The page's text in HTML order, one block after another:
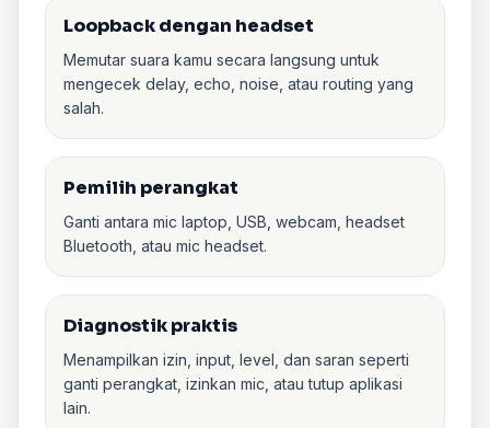
Loopback dengan headset
Memutar suara kamu secara langsung untuk
mengecek delay, echo, noise, atau routing yang
salah.
Pemilih perangkat
Ganti antara mic laptop, USB, webcam, headset
Bluetooth, atau mic headset.
Diagnostik praktis
Menampilkan izin, input, level, dan saran seperti
ganti perangkat, izinkan mic, atau tutup aplikasi
lain.